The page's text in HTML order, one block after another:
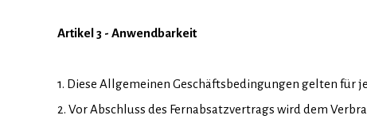
Artikel 3 - Anwendbarkeit
1. Diese Allgemeinen Geschäftsbedingungen gelten für
2. Vor Abschluss des Fernabsatzvertrags wird dem